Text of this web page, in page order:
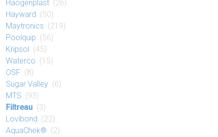
Haogenplast (26)
Hayward (50)
Maytronics (219)
Poolquip (56)
Kripsol (45)
Waterco (15)
OSF (8)
Sugar Valley (6)
MTS (93)
Filtreau (3)
Lovibond (22)
AquaChek® (2)